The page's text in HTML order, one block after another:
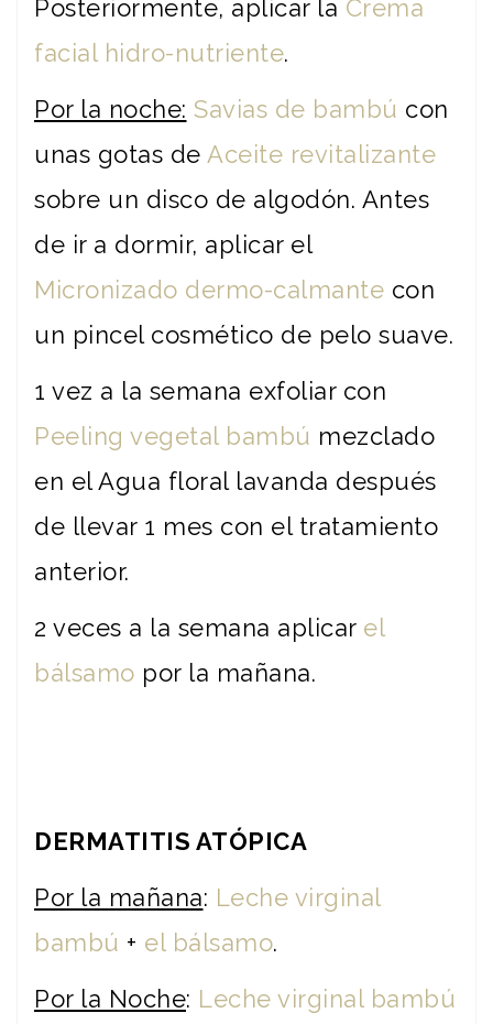
Posteriormente, aplicar la Crema
facial hidro-nutriente.
Por la noche: Savias de bambú con
unas gotas de Aceite revitalizante
sobre un disco de algodón. Antes
de ir a dormir, aplicar el
Micronizado dermo-calmante con
un pincel cosmético de pelo suave.
1 vez a la semana exfoliar con
Peeling vegetal bambú mezclado
en el Agua floral lavanda después
de llevar 1 mes con el tratamiento
anterior.
2 veces a la semana aplicar el
bálsamo por la mañana.
DERMATITIS ATÓPICA
Por la mañana: Leche virginal
bambú + el bálsamo.
Por la Noche: Leche virginal bambú